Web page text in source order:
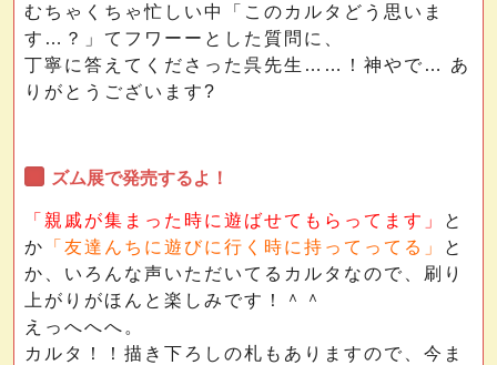
むちゃくちゃ忙しい中「このカルタどう思いま
す…？」てフワーーとした質問に、
丁寧に答えてくださった呉先生……！神やで… あ
りがとうございます?
ズム展で発売するよ！
「親戚が集まった時に遊ばせてもらってます」
と
か
「友達んちに遊びに行く時に持ってってる」
と
か、いろんな声いただいてるカルタなので、刷り
上がりがほんと楽しみです！＾＾
えっへへへ。
カルタ！！描き下ろしの札もありますので、今ま